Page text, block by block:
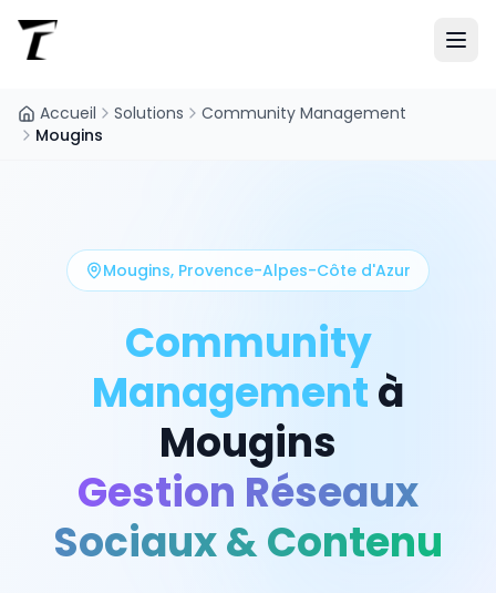
Accueil Solutions
Community Management
Mougins
Mougins, Provence-Alpes-Côte d'Azur
Community
Managementà
Mougins
Gestion Réseaux
Sociaux & Contenu